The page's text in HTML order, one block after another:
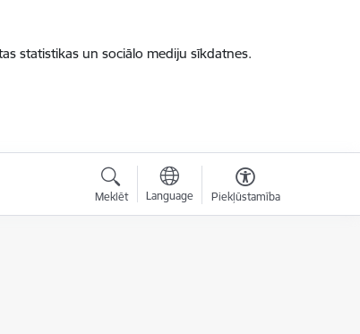
statistikas un sociālo mediju sīkdatnes.
Meklēt Language Piekļūstamība